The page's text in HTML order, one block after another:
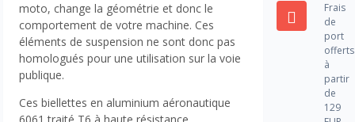
moto, change la géométrie et donc le
comportement de votre machine. Ces
éléments de suspension ne sont donc pas
homologués pour une utilisation sur la voie
publique.
Ces biellettes en aluminium aéronautique
Frais
de
port
offerts
à
partir
de
129